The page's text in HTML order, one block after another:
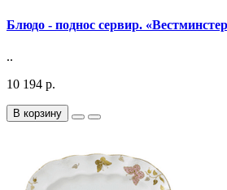
Блюдо - поднос сервир.
..
10 194 р.
В корзину